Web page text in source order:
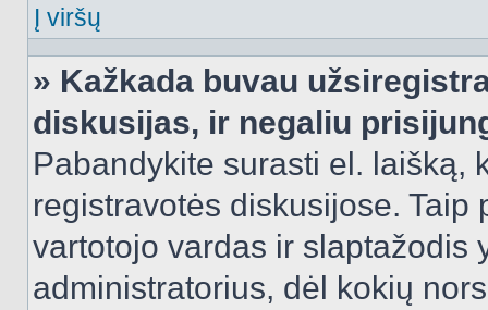
Į viršų
» Kažkada buvau
diskusijas, ir negaliu
Pabandykite surasti el. laišką,
registravotės diskusijose.
vartotojo vardas ir slaptažodis
administratorius, dėl kokių